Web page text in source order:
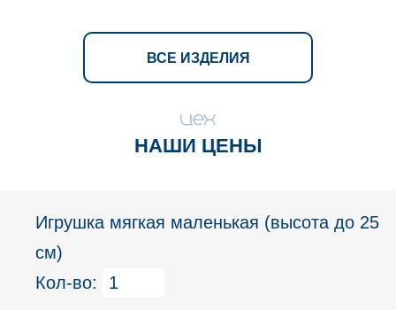
ВСЕ ИЗДЕЛИЯ
НАШИ ЦЕНЫ
Игрушка мягкая маленькая (высота до 25
см)
Кол-во: